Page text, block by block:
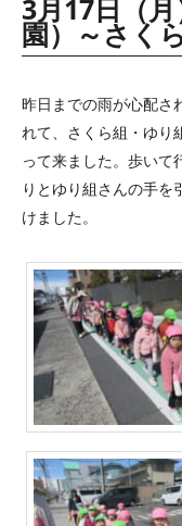
3月17日（
園）～さく
昨日までの雨が心配さ
れて、さくら組・ゆり
って来ました。歩いて
りとゆり組さんの手
けました。